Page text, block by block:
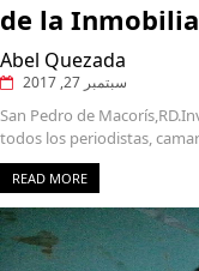
de la
Abel Quezada
سبتمبر 27, 2017
San Pedro de
todos los periodistas,
READ MORE